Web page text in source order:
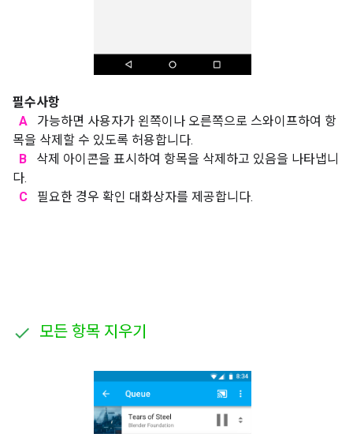
필수사항
A
가능하면 사용자가 왼쪽이나 오른쪽으로 스와이프하여 항
목을 삭제할 수 있도록 허용합니다.
B
삭제 아이콘을 표시하여 항목을 삭제하고 있음을 나타냅니
다.
C
필요한 경우 확인 대화상자를 제공합니다.
모든 항목 지우기